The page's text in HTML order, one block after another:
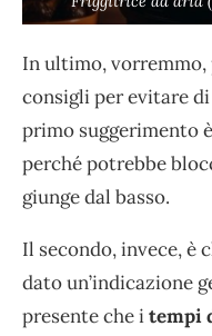
In ultimo, vorremmo,
consigli per evitare
primo suggerimento
perché potrebbe
giunge dal basso.
Il secondo, invece, è
dato un’indicazione
presente che itempi